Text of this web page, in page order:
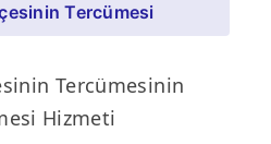
Tercümesi
Tercümesinin
Hizmeti